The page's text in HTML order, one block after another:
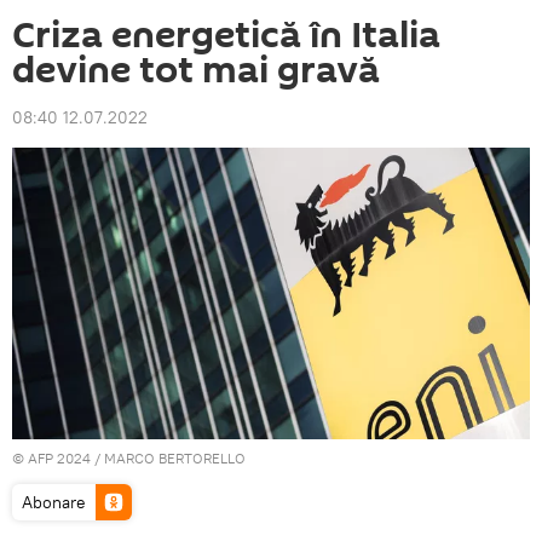
Criza energetică în Italia
devine tot mai gravă
08:40 12.07.2022
© AFP 2024 / MARCO BERTORELLO
Abonare